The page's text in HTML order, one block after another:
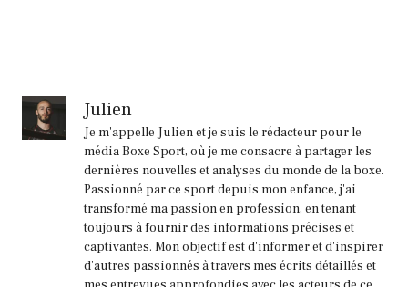
Julien
Je m'appelle Julien et je suis le rédacteur pour le
média Boxe Sport, où je me consacre à partager les
dernières nouvelles et analyses du monde de la boxe.
Passionné par ce sport depuis mon enfance, j'ai
transformé ma passion en profession, en tenant
toujours à fournir des informations précises et
captivantes. Mon objectif est d'informer et d'inspirer
d'autres passionnés à travers mes écrits détaillés et